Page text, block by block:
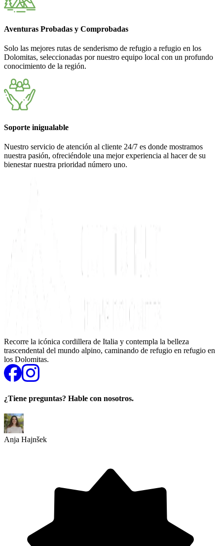
Aventuras Probadas y Comprobadas
Solo las mejores rutas de senderismo de refugio a refugio en los
Dolomitas, seleccionadas por nuestro equipo local con un profundo
conocimiento de la región.
Soporte inigualable
Nuestro servicio de atención al cliente 24/7 es donde mostramos
nuestra pasión, ofreciéndole una mejor experiencia al hacer de su
bienestar nuestra prioridad número uno.
Recorre la icónica cordillera de Italia y contempla la belleza
trascendental del mundo alpino, caminando de refugio en refugio en
los Dolomitas.
¿Tiene preguntas? Hable con nosotros.
Anja Hajnšek